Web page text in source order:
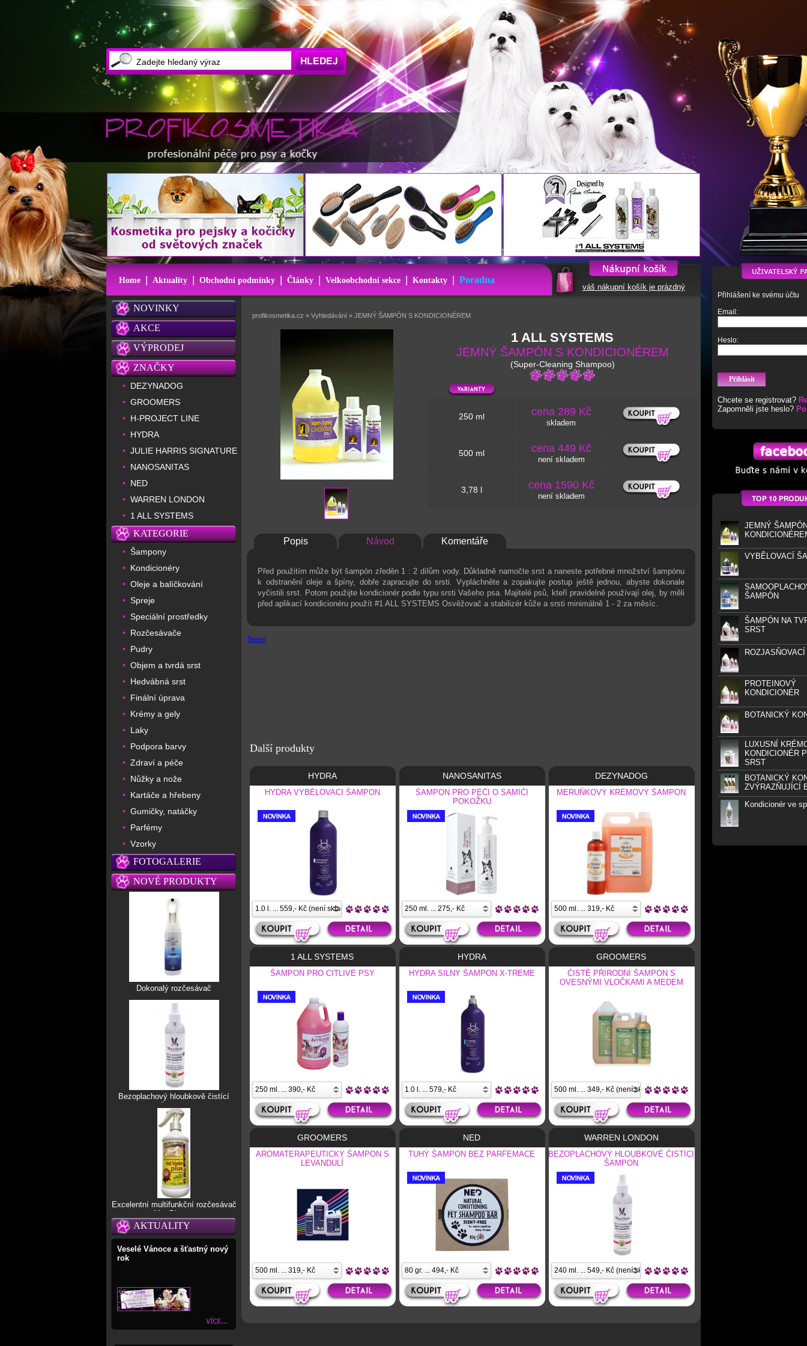
váš nákupní košík je prázdný
Přihlášení ke svému účtu
Email:
Heslo:
Chcete se registrovat?
Zapomněli jste heslo?
JEMNÝ
VYBĚLOVACÍ
ŠAMPÓN
ŠAMPÓN NA
SRST
PROTEINOVÝ
KONDICIONÉR
BOTANICKÝ
LUXUSNÍ
KONDICIONÉR
SRST
BOTANICKÝ
ZVÝRAZŇUJÍCÍ
Kondicionér ve
Home | Aktuality | Obchodní podmínky | Články | Velkoobchodní sekce | Kontakty | Poradna
NOVINKY
AKCE
VÝPRODEJ
ZNAČKY
• DEZYNADOG
• GROOMERS
• H-PROJECT LINE
• HYDRA
• JULIE HARRIS SIGNATURE
• NANOSANITAS
• NED
• WARREN LONDON
• 1 ALL SYSTEMS
KATEGORIE
• Šampony
• Kondicionéry
• Oleje a balíčkování
• Spreje
• Speciální prostředky
• Rozčesávače
• Pudry
• Objem a tvrdá srst
• Hedvábná srst
• Finální úprava
• Krémy a gely
• Laky
• Podpora barvy
• Zdraví a péče
• Nůžky a nože
• Kartáče a hřebeny
• Gumičky, natáčky
• Parfémy
• Vzorky
FOTOGALERIE
NOVÉ PRODUKTY
Dokonalý rozčesávač
Bezoplachový hloubkově čistící
šampon
Excelentní multifunkční rozčesávač
Mat Blaster
AKTUALITY
Veselé Vánoce a šťastný nový
rok
profikosmetika.cz » Vyhledávání » JEMNÝ ŠAMPÓN S KONDICIONÉREM
1 ALL SYSTEMS
JEMNÝ ŠAMPÓN S KONDICIONÉREM
(Super-Cleaning Shampoo)
250 ml cena 289 Kč
skladem
500 ml cena 449 Kč
není skladem
3,78 l cena 1590 Kč
není skladem
Popis Návod Komentáře
Před použitím může být šampón zředěn 1 : 2 dílům vody. Důkladně namočte srst a naneste potřebné množství šampónu
k odstranění oleje a špíny, dobře zapracujte do srsti. Vypláchněte a zopakujte postup ještě jednou, abyste dokonale
vyčistili srst. Potom použijte kondicionér podle typu srsti Vašeho psa. Majitelé psů, kteří pravidelně používají olej, by měli
před aplikací kondicionéru použít #1 ALL SYSTEMS Osvěžovač a stabilizér kůže a srsti minimálně 1 - 2 za měsíc.
Tweet
Další produkty
HYDRA
HYDRA VYBĚLOVACÍ ŠAMPON
NANOSANITAS
ŠAMPON PRO PÉČI O SAMIČÍ
POKOŽKU
DEZYNADOG
MERUŇKOVÝ KRÉMOVÝ ŠAMPON
1 ALL SYSTEMS
ŠAMPON PRO CITLIVÉ PSY
HYDRA
HYDRA SILNÝ ŠAMPON X-TREME
GROOMERS
ČISTĚ PŘÍRODNÍ ŠAMPON S
OVESNÝMI VLOČKAMI A MEDEM
GROOMERS
AROMATERAPEUTICKÝ ŠAMPON S
LEVANDULÍ
NED
TUHÝ ŠAMPON BEZ PARFEMACE
WARREN LONDON
BEZOPLACHOVÝ HLOUBKOVĚ ČISTÍCÍ
ŠAMPON